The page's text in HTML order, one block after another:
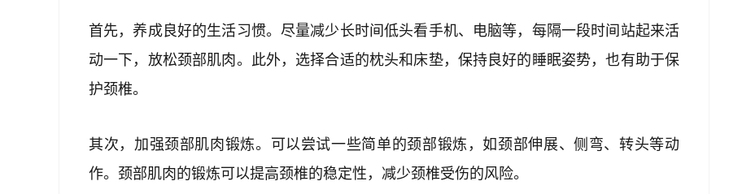
首先，养成良好的生活习惯。尽量减少长时间低头看手机、电脑等，每隔一段时间站起来活
动一下，放松颈部肌肉。此外，选择合适的枕头和床垫，保持良好的睡眠姿势，也有助于保
护颈椎。
其次，加强颈部肌肉锻炼。可以尝试一些简单的颈部锻炼，如颈部伸展、侧弯、转头等动
作。颈部肌肉的锻炼可以提高颈椎的稳定性，减少颈椎受伤的风险。